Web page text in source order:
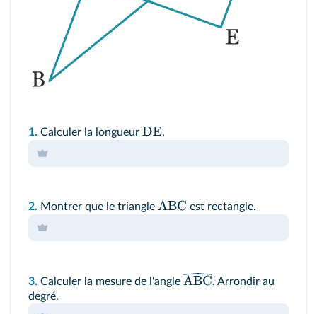
1. Calculer la longueur DE.
2. Montrer que le triangle ABC est rectangle.
3. Calculer la mesure de l'angle ABC. Arrondir au
degré.